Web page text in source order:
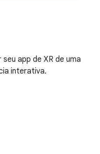
app de XR de uma
interativa.